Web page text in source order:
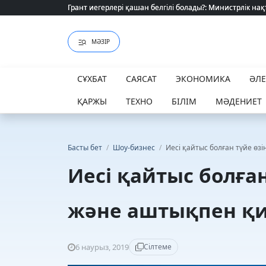
Грант иегерлері қашан белгілі болады?: Министрлік
Грант иегерлері қашан белгілі болады?: Министрлік
МӘЗІР
СҰХБАТ САЯСАТ ЭКОНОМИКА
ҚАРЖЫ
ТЕХНО БІЛІМ МӘДЕНИЕТ
Басты бет / Шоу-бизнес / Иесі қайтыс болған түйе
Иесі қайтыс
және аштықпен
6 наурыз, 2019 Сілтеме